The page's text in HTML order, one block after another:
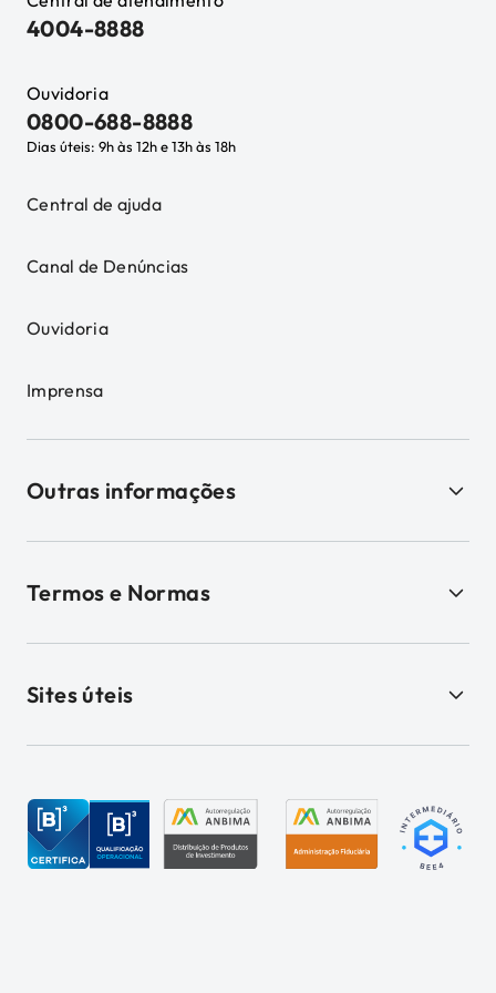
4004-8888
Ouvidoria
0800-688-8888
Dias úteis: 9h às 12h e 13h às 18h
Central de ajuda
Canal de Denúncias
Ouvidoria
Imprensa
Outras informações
Termos e Normas
Sites úteis